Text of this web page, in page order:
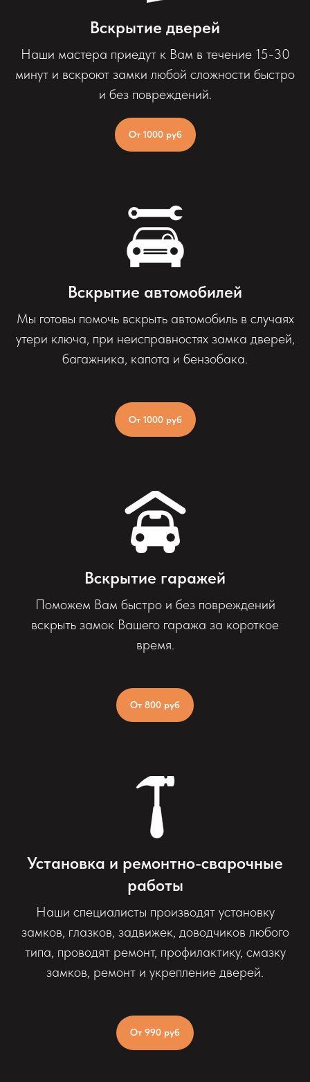
Вскрытие дверей
Наши мастера приедут к Вам в течение 15-30
минут и вскроют замки любой сложности быстро
и без повреждений.
От 1000 руб
Вскрытие автомобилей
Мы готовы помочь вскрыть автомобиль в случаях
утери ключа, при неисправностях замка дверей,
багажника, капота и бензобака.
От 1000 руб
Вскрытие гаражей
Поможем Вам быстро и без повреждений
вскрыть замок Вашего гаража за короткое
время.
От 800 руб
Установка и ремонтно-сварочные
работы
Наши специалисты производят установку
замков, глазков, задвижек, доводчиков любого
типа, проводят ремонт, профилактику, смазку
замков, ремонт и укрепление дверей.
От 990 руб